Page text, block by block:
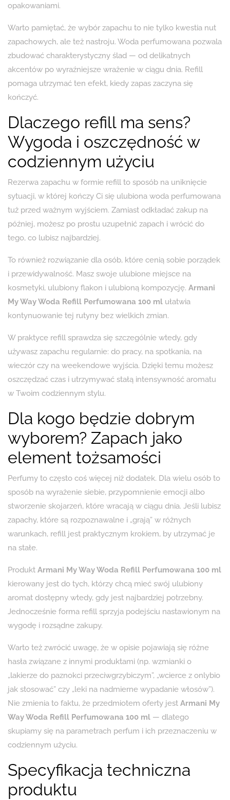
opakowaniami.
Warto pamiętać, że wybór zapachu to nie tylko kwestia nut
zapachowych, ale też nastroju. Woda perfumowana pozwala
zbudować charakterystyczny ślad — od delikatnych
akcentów po wyraźniejsze wrażenie w ciągu dnia. Refill
pomaga utrzymać ten efekt, kiedy zapas zaczyna się
kończyć.
Dlaczego refill ma sens?
Wygoda i oszczędność w
codziennym użyciu
Rezerwa zapachu w formie refill to sposób na uniknięcie
sytuacji, w której kończy Ci się ulubiona woda perfumowana
tuż przed ważnym wyjściem. Zamiast odkładać zakup na
później, możesz po prostu uzupełnić zapach i wrócić do
tego, co lubisz najbardziej.
To również rozwiązanie dla osób, które cenią sobie porządek
i przewidywalność. Masz swoje ulubione miejsce na
kosmetyki, ulubiony flakon i ulubioną kompozycję. Armani
My Way Woda Refill Perfumowana 100 ml ułatwia
kontynuowanie tej rutyny bez wielkich zmian.
W praktyce refill sprawdza się szczególnie wtedy, gdy
używasz zapachu regularnie: do pracy, na spotkania, na
wieczór czy na weekendowe wyjścia. Dzięki temu możesz
oszczędzać czas i utrzymywać stałą intensywność aromatu
w Twoim codziennym stylu.
Dla kogo będzie dobrym
wyborem? Zapach jako
element tożsamości
Perfumy to często coś więcej niż dodatek. Dla wielu osób to
sposób na wyrażenie siebie, przypomnienie emocji albo
stworzenie skojarzeń, które wracają w ciągu dnia. Jeśli lubisz
zapachy, które są rozpoznawalne i „grają” w różnych
warunkach, refill jest praktycznym krokiem, by utrzymać je
na stałe.
Produkt Armani My Way Woda Refill Perfumowana 100 ml
kierowany jest do tych, którzy chcą mieć swój ulubiony
aromat dostępny wtedy, gdy jest najbardziej potrzebny.
Jednocześnie forma refill sprzyja podejściu nastawionym na
wygodę i rozsądne zakupy.
Warto też zwrócić uwagę, że w opisie pojawiają się różne
hasła związane z innymi produktami (np. wzmianki o
„lakierze do paznokci przeciwgrzybiczym”, „wcierce z onlybio
jak stosować” czy „leki na nadmierne wypadanie włosów”).
Nie zmienia to faktu, że przedmiotem oferty jest Armani My
Way Woda Refill Perfumowana 100 ml — dlatego
skupiamy się na parametrach perfum i ich przeznaczeniu w
codziennym użyciu.
Specyfikacja techniczna
produktu